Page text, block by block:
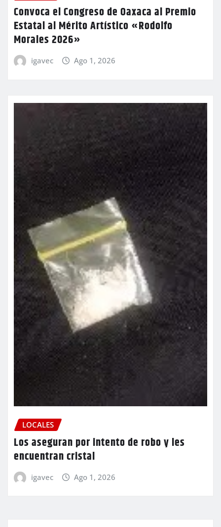
Convoca el Congreso de Oaxaca al Premio
Estatal al Mérito Artístico «Rodolfo
Morales 2026»
igavec Ago 1, 2026
LOCALES
Los aseguran por intento de robo y les
encuentran cristal
igavec Ago 1, 2026